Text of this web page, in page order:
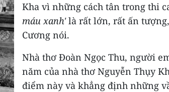
Kha vì những cách tân trong thi
máu xanh'là rất lớn, rất ấn
Cương nói.
Nhà thơ Đoàn Ngọc Thu, người
năm của nhà thơ Nguyễn Thụy
điểm này và khẳng định những